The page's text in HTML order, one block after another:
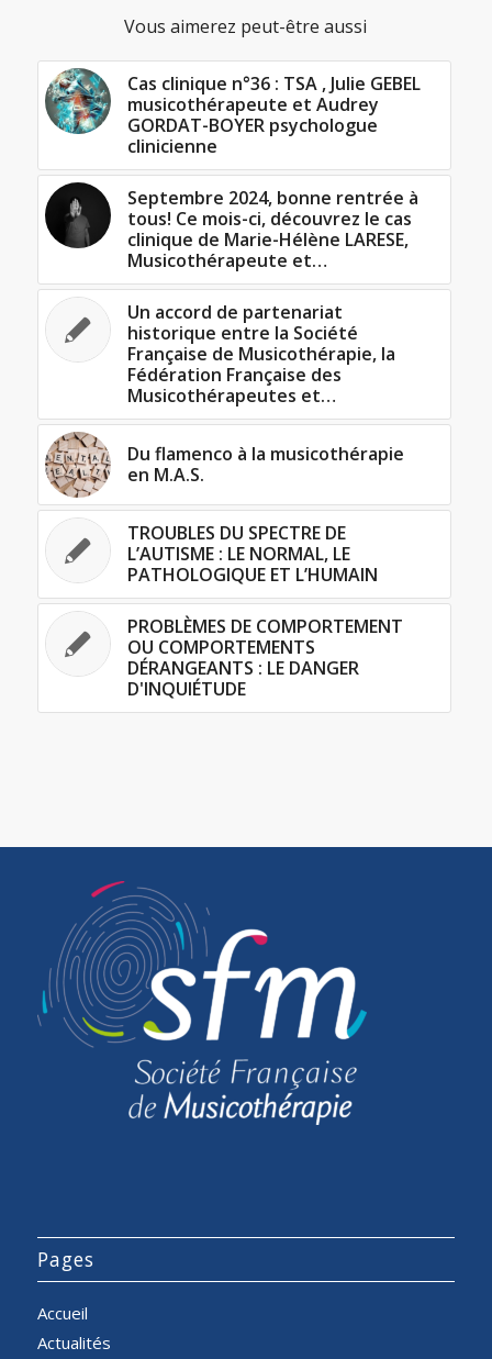
Vous aimerez peut-être aussi
Cas clinique n°36 : TSA , Julie GEBEL
musicothérapeute et Audrey
GORDAT-BOYER psychologue
clinicienne
Septembre 2024, bonne rentrée à
tous! Ce mois-ci, découvrez le cas
clinique de Marie-Hélène LARESE,
Musicothérapeute et…
Un accord de partenariat
historique entre la Société
Française de Musicothérapie, la
Fédération Française des
Musicothérapeutes et…
Du flamenco à la musicothérapie
en M.A.S.
TROUBLES DU SPECTRE DE
L’AUTISME : LE NORMAL, LE
PATHOLOGIQUE ET L’HUMAIN
PROBLÈMES DE COMPORTEMENT
OU COMPORTEMENTS
DÉRANGEANTS : LE DANGER
D'INQUIÉTUDE
Pages
Accueil
Actualités